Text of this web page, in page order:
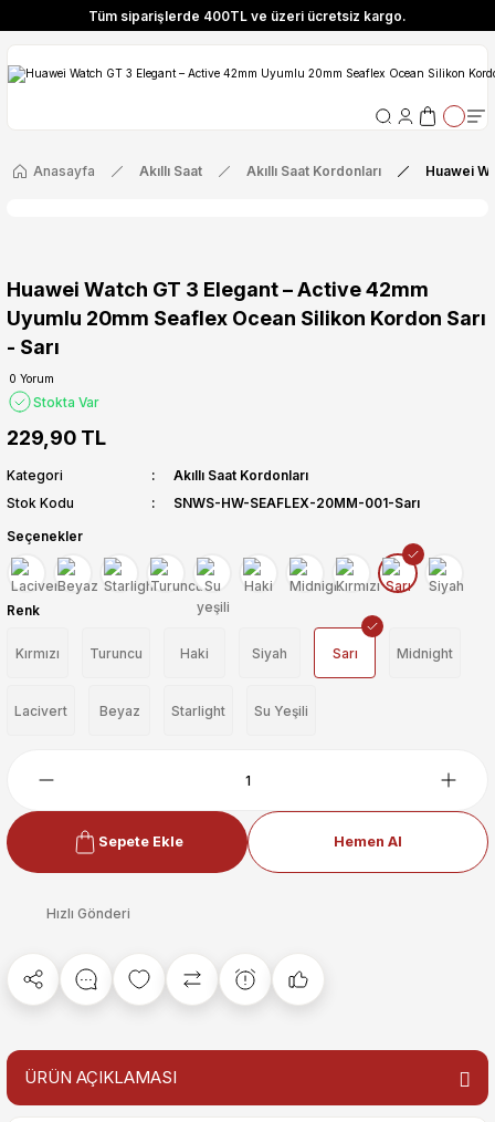
Tüm siparişlerde 400TL ve üzeri ücretsiz kargo.
Özel! YENI10 koduyla 400 TL ve üzeri alışverişlerinizde %10 indirim
Tüm siparişlerde 400TL ve üzeri ücretsiz kargo.
Özel! YENI10 koduyla 400 TL ve üzeri alışverişlerinizde %10 indirim
Anasayfa Akıllı Saat Akıllı Saat Kordonları Huawei
Huawei Watch GT 3 Elegant – Active 42mm
Uyumlu 20mm Seaflex Ocean Silikon Kordon Sarı
- Sarı
0 Yorum
Stokta Var
229,90 TL
Kategori
Akıllı Saat Kordonları
Stok Kodu
SNWS-HW-SEAFLEX-20MM-001-Sarı
Seçenekler
Renk
Kırmızı Turuncu Haki Siyah Sarı Midnight
Lacivert Beyaz Starlight Su Yeşili
Sepete Ekle Hemen Al
Hızlı Gönderi
ÜRÜN AÇIKLAMASI